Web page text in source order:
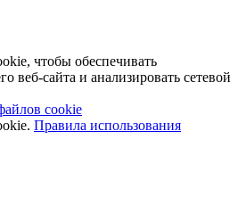
чтобы обеспечивать
веб-сайта и анализировать сетевой
cookie
Правила использования